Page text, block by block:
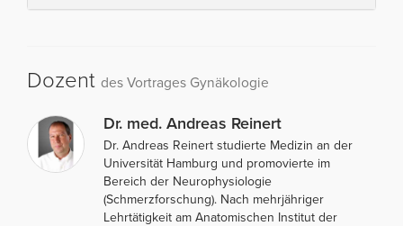
Dozent des Vortrages Gynäkologie
Dr. med. Andreas Reinert
Dr. Andreas Reinert studierte Medizin an der
Universität Hamburg und promovierte im
Bereich der Neurophysiologie
(Schmerzforschung). Nach mehrjähriger
Lehrtätigkeit am Anatomischen Institut der